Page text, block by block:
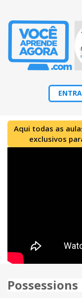
Aqui todas as
exclusivos
Possessions